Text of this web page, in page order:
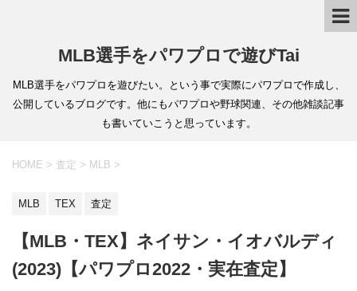
MLB選手をパワプロで遊びTai
MLB選手をパワプロを遊びたい。という事で実際にパワプロで作成し、
公開しているブログです。他にもパワプロや野球関連、その他雑談記事
も書いていこうと思っています。
HOME > 査定 > MLB >
MLB TEX 査定
【MLB・TEX】ネイサン・イオバルディ
(2023)【パワプロ2022・実在査定】